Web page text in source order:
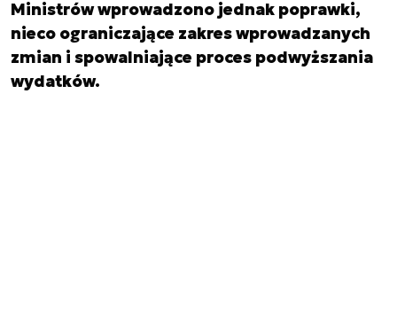
Ministrów wprowadzono jednak poprawki,
nieco ograniczające zakres wprowadzanych
zmian i spowalniające proces podwyższania
wydatków.